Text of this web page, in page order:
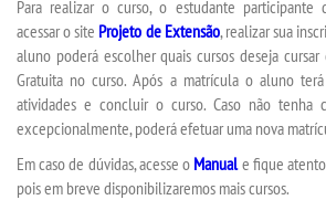
DESTAQUES
UNIESP NEWS
Para realizar o curso, o estudante participante
acessar o site Projeto de Extensão, realizar sua
aluno poderá escolher quais cursos deseja
Gratuita no curso. Após a matrícula o aluno
atividades e concluir o curso. Caso não tenha
excepcionalmente, poderá efetuar uma nova
Em caso de dúvidas, acesse o Manuale fique atento
pois em breve disponibilizaremos mais cursos.